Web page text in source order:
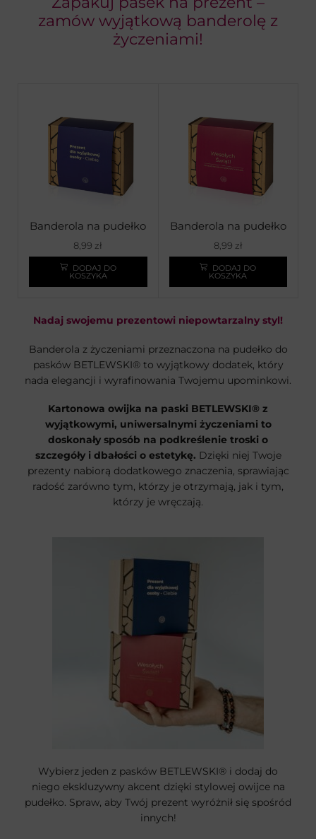
zamów wyjątkową banderolę z
życzeniami!
Banderola na pudełko
do paska – Usługa
pakowania na prezent
8,99 zł
DODAJ DO
KOSZYKA
Banderola na pudełko
do paska – Usługa
pakowania na prezent
8,99 zł
DODAJ DO
KOSZYKA
Nadaj swojemu prezentowi niepowtarzalny styl!
Banderola z życzeniami przeznaczona na pudełko do
pasków BETLEWSKI® to wyjątkowy dodatek, który
nada elegancji i wyrafinowania Twojemu upominkowi.
Kartonowa owijka na paski BETLEWSKI® z
wyjątkowymi, uniwersalnymi życzeniami to
doskonały sposób na podkreślenie troski o
szczegóły i dbałości o estetykę. Dzięki niej Twoje
prezenty nabiorą dodatkowego znaczenia, sprawiając
radość zarówno tym, którzy je otrzymają, jak i tym,
którzy je wręczają.
Wybierz jeden z pasków BETLEWSKI® i dodaj do
niego ekskluzywny akcent dzięki stylowej owijce na
pudełko. Spraw, aby Twój prezent wyróżnił się spośród
innych!